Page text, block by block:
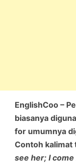
EnglishCoo –
biasanya
for umumnya
Contoh kalimat
see her; I come